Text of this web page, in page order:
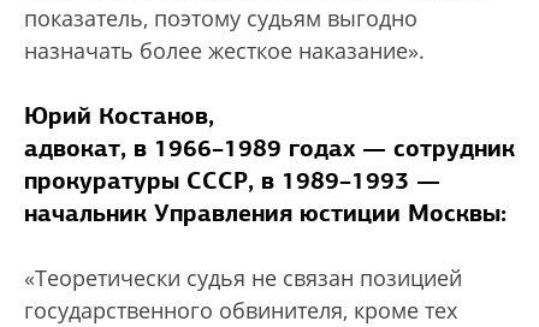
показатель, поэтому судьям выгодно
назначать более жесткое наказание».
Юрий Костанов,
адвокат, в 1966–1989 годах — сотрудник
прокуратуры СССР, в 1989–1993 —
начальник Управления юстиции Москвы:
«Теоретически судья не связан позицией
государственного обвинителя, кроме тех